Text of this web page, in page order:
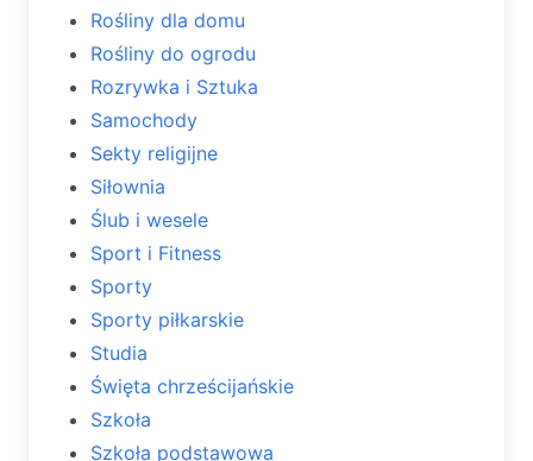
Rośliny dla domu
Rośliny do ogrodu
Rozrywka i Sztuka
Samochody
Sekty religijne
Siłownia
Ślub i wesele
Sport i Fitness
Sporty
Sporty piłkarskie
Studia
Święta chrześcijańskie
Szkoła
Szkoła podstawowa